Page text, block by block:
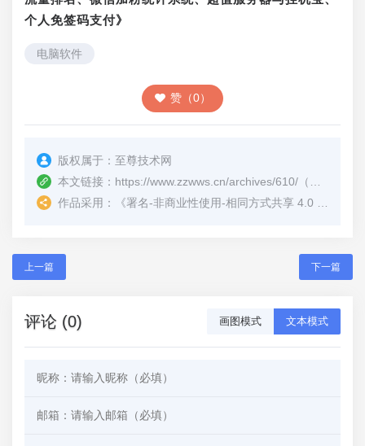
个人免签码支付》
电脑软件
赞（0）
版权属于： 至尊技术网
本文链接： https://www.zzwws.cn/archives/610/ （转载时请注明本文出处及文章链接）
作品采用：
《署名-非商业性使用-相同方式共享 4.0 国际 (CC BY-NC-SA 4.0)
上一篇 下一篇
评论 (0) 画图模式 文本模式